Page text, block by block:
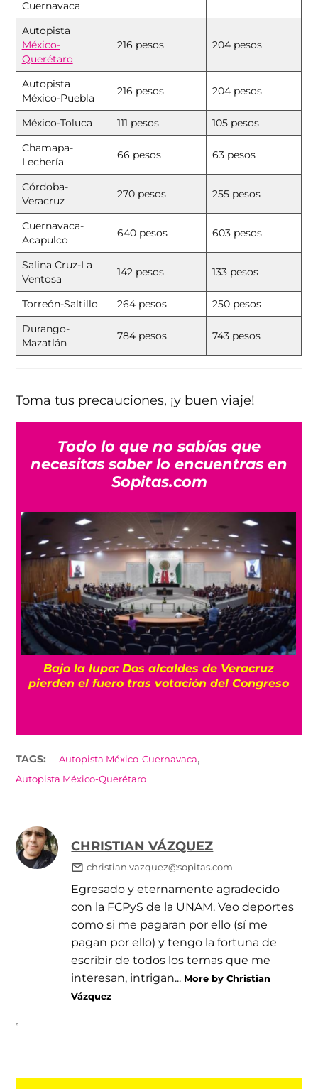
Cuernavaca
Autopista
México-
Querétaro
216 pesos 204 pesos
Autopista
México-Puebla
216 pesos 204 pesos
México-Toluca 111 pesos
105 pesos
Chamapa-
Lechería
66 pesos 63 pesos
Córdoba-
Veracruz
270 pesos 255 pesos
Cuernavaca-
Acapulco
640 pesos 603 pesos
Salina Cruz-La
Ventosa
142 pesos 133 pesos
Torreón-Saltillo 264 pesos
250 pesos
Durango-
Mazatlán
784 pesos 743 pesos
Toma tus precauciones, ¡y buen viaje!
Todo lo que no sabías que
necesitas saber lo encuentras en
Sopitas.com
Bajo la lupa: Dos alcaldes de Veracruz
pierden el fuero tras votación del Congreso
TAGS: Autopista México-Cuernavaca,
Autopista México-Querétaro
CHRISTIAN VÁZQUEZ
christian.vazquez@sopitas.com
Egresado y eternamente agradecido
con la FCPyS de la UNAM. Veo deportes
como si me pagaran por ello (sí me
pagan por ello) y tengo la fortuna de
escribir de todos los temas que me
interesan, intrigan... More by Christian
Vázquez